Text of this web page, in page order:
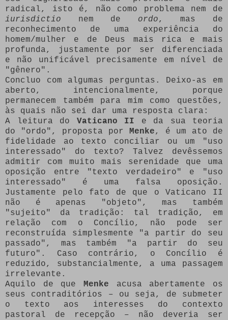
radical, isto é, não como problema nem de
iurisdictio nem de ordo, mas de
reconhecimento de uma experiência do
homem/mulher e de Deus mais rica e mais
profunda, justamente por ser diferenciada
e não unificável precisamente em nível de
"gênero".
Concluo com algumas perguntas. Deixo-as em
aberto, intencionalmente, porque
permanecem também para mim como questões,
às quais não sei dar uma resposta clara:
A leitura do Vaticano II e da sua teoria
do "ordo", proposta por Menke, é um ato de
fidelidade ao texto conciliar ou um "uso
interessado" do texto? Talvez devêssemos
admitir com muito mais serenidade que uma
oposição entre "texto verdadeiro" e "uso
interessado" é uma falsa oposição.
Justamente pelo fato de que o Vaticano II
não é apenas "objeto", mas também
"sujeito" da tradição: tal tradição, em
relação com o Concílio, não pode ser
reconstruída simplesmente "a partir do seu
passado", mas também "a partir do seu
futuro". Caso contrário, o Concílio é
reduzido, substancialmente, a uma passagem
irrelevante.
Aquilo de que Menke acusa abertamente os
seus contraditórios – ou seja, de submeter
o texto aos interesses do contexto
pastoral de recepção – não deveria ser